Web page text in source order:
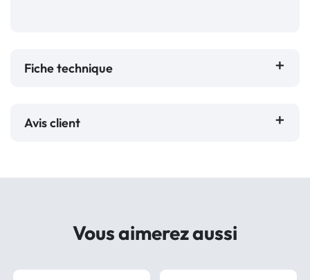
Fiche technique
Avis client
Vous aimerez aussi